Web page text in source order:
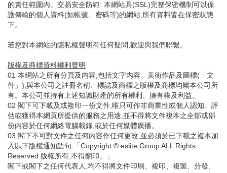
的責任範圍內。交易安全防範: 本網站具(SSL)完整保密機制可以保
護傳輸的個人資料(如帳號、密碼等)的網站,所有資料皆在保密狀態
下。
若您對本網站的隱私權聲明有任何疑問,歡迎與我們聯繫。
版權及商標資料權利聲明
01 本網站之所有分頁及内容,包括文字内容、美術作品及圖標(「文
件」),與本公司之註冊名稱、標誌及商標之版權及商標均屬本公司所
有。本公司並持有上述知識財產的所有權利、擁有權及利益。
02 閣下可下載及或複印一份文件,唯只可作非商業性或個人認知、評
估或獲得本網頁所提供的服務之用途,並不得將文件複本之全部或部
份内容於任何網絡電腦載錄,或於任何媒體廣播。
03 閣下不可對文件之任何内容作任何更改,並必須於已下載之複本加
入以下版權通知語句:「Copyright © eslite Group ALL Rights
Reserved 版權所有,不得翻印。」
閣下或閣下之任何代表人,均不得將文件印刷、複印、複製、分發、